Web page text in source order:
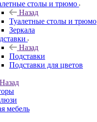
столы и трюмо
Назад
Туалетные столы и трюмо
Зеркала
Назад
Подставки
Подставки для цветов
Назад
мебель